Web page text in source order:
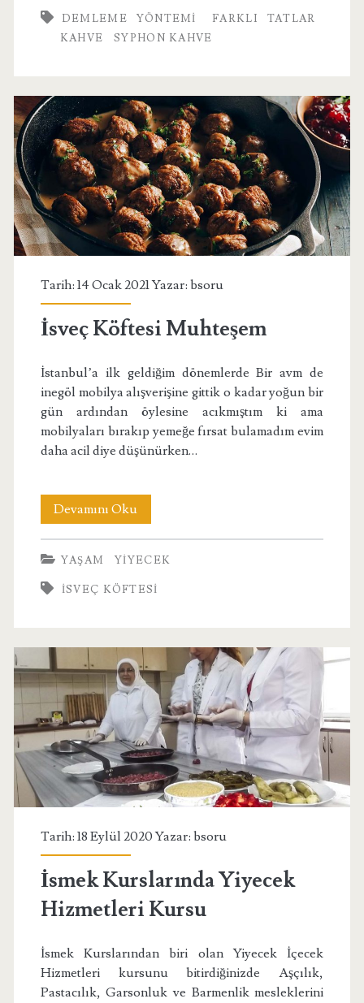
DEMLEME YÖNTEMI
FARKLI TATLAR
KAHVE
SYPHON KAHVE
Tarih: 14 Ocak 2021 Yazar: bsoru
İsveç Köftesi Muhteşem
İstanbul’a ilk geldiğim dönemlerde Bir avm de
inegöl mobilya alışverişine gittik o kadar yoğun bir
gün ardından öylesine acıkmıştım ki ama
mobilyaları bırakıp yemeğe fırsat bulamadım evim
daha acil diye düşünürken…
Devamını Okuİsveç
Köftesi
Muhteşem
YAŞAM YIYECEK
ISVEÇ KÖFTESI
Tarih: 18 Eylül 2020 Yazar: bsoru
İsmek Kurslarında Yiyecek
Hizmetleri Kursu
İsmek Kurslarından biri olan Yiyecek İçecek
Hizmetleri kursunu bitirdiğinizde Aşçılık,
Pastacılık, Garsonluk ve Barmenlik mesleklerini